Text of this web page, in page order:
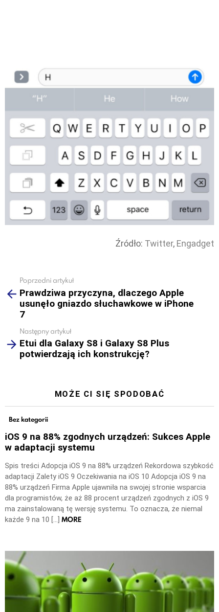
Źródło: Twitter, Engadget
more
Poprzedni artykuł
Prawdziwa przyczyna, dlaczego Apple
usunęło gniazdo słuchawkowe w iPhone
7
Następny artykuł
Etui dla Galaxy S8 i Galaxy S8 Plus
potwierdzają ich konstrukcję?
MOŻE CI SIĘ SPODOBAĆ
Bez kategorii
iOS 9 na 88% zgodnych urządzeń: Sukces Apple
w adaptacji systemu
Spis treści Adopcja iOS 9 na 88% urządzeń Rekordowa szybkość
adaptacji Zalety iOS 9 Oczekiwania na iOS 10 Adopcja iOS 9 na
88% urządzeń Firma Apple ujawniła na swojej stronie wsparcia
dla programistów, że aż 88 procent urządzeń zgodnych z iOS 9
ma zainstalowaną tę wersję systemu. To oznacza, że niemal
każde 9 na 10 […] MORE